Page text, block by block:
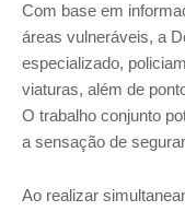
Com base em
áreas vulneráveis, a
especializado,
viaturas, além de
O trabalho conjunto
a sensação de
Ao realizar